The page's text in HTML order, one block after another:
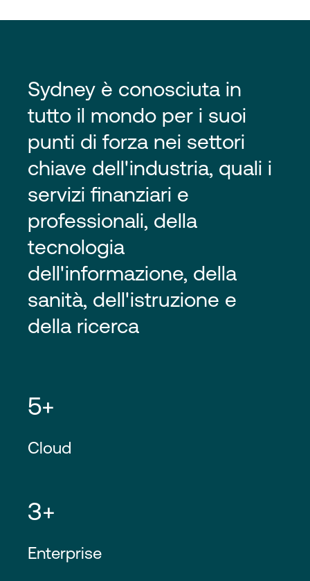
Sydney è conosciuta in
tutto il mondo per i suoi
punti di forza nei settori
chiave dell'industria, quali i
servizi finanziari e
professionali, della
tecnologia
dell'informazione, della
sanità, dell'istruzione e
della ricerca
5+
Cloud
3+
Enterprise